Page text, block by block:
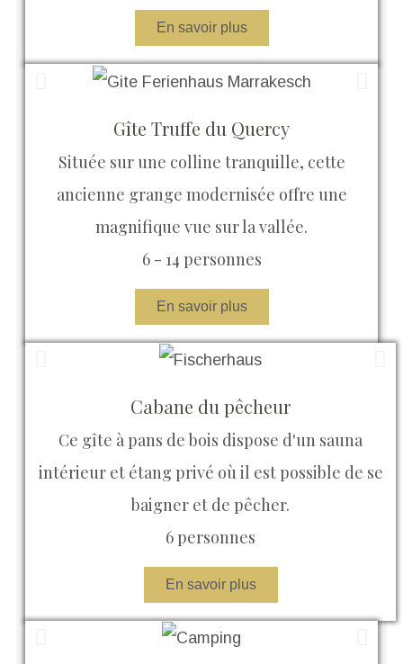
En savoir plus
Gîte Truffe du Quercy
Située sur une colline tranquille, cette
ancienne grange modernisée offre une
magnifique vue sur la vallée.
6 - 14 personnes
En savoir plus
Cabane du pêcheur
Ce gîte à pans de bois dispose d'un sauna
intérieur et étang privé où il est possible de se
baigner et de pêcher.
6 personnes
En savoir plus